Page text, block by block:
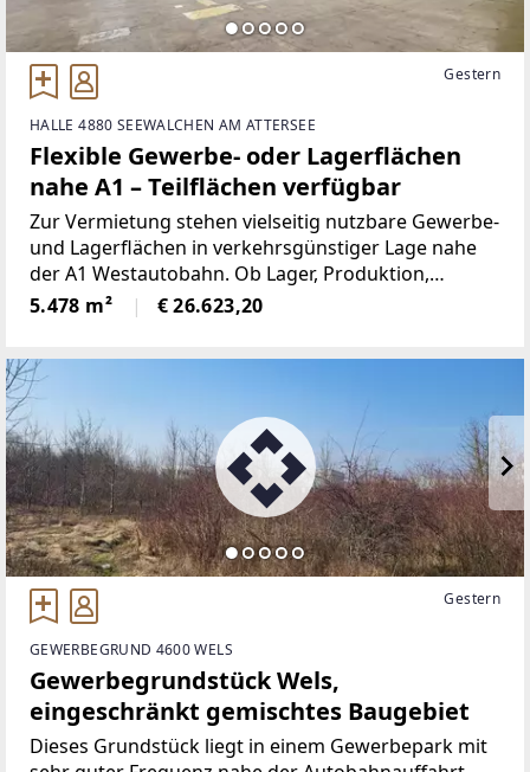
Gestern
HALLE 4880 SEEWALCHEN AM ATTERSEE
Flexible Gewerbe- oder Lagerflächen
nahe A1 – Teilflächen verfügbar
Zur Vermietung stehen vielseitig nutzbare Gewerbe-
und Lagerflächen in verkehrsgünstiger Lage nahe
der A1 Westautobahn. Ob Lager, Produktion,
Logistik, Werkstätte oder Gewerbebetrieb – die
Flächen können flexibel an den jeweiligen Bedarf
5.478 m² € 26.623,20
Gestern
GEWERBEGRUND 4600 WELS
Gewerbegrundstück Wels,
eingeschränkt gemischtes Baugebiet
Dieses Grundstück liegt in einem Gewerbepark mit